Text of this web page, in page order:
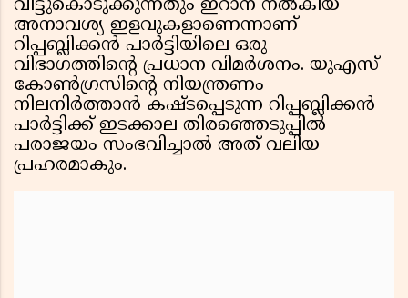
വിട്ടുകൊടുക്കുന്നതും ഇറാന് നൽകിയ
അനാവശ്യ ഇളവുകളാണെന്നാണ്
റിപ്പബ്ലിക്കൻ പാർട്ടിയിലെ ഒരു
വിഭാഗത്തിൻ്റെ പ്രധാന വിമർശനം. യുഎസ്
കോൺഗ്രസിൻ്റെ നിയന്ത്രണം
നിലനിർത്താൻ കഷ്ടപ്പെടുന്ന റിപ്പബ്ലിക്കൻ
പാർട്ടിക്ക് ഇടക്കാല തിരഞ്ഞെടുപ്പിൽ
പരാജയം സംഭവിച്ചാൽ അത് വലിയ
പ്രഹരമാകും.